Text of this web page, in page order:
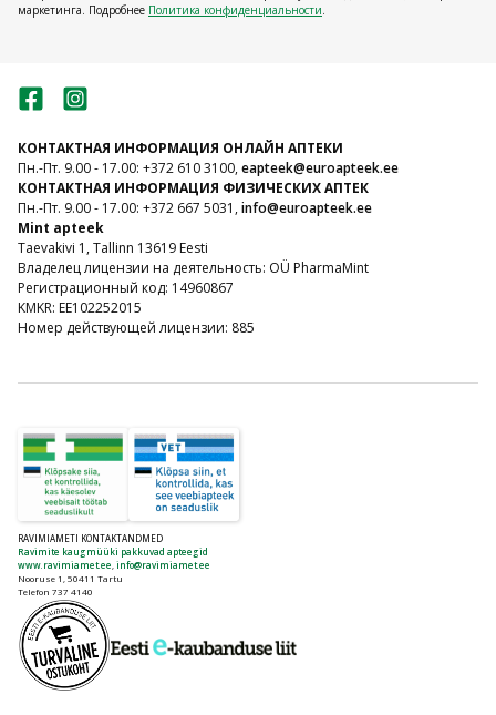
маркетинга. Подробнее Политика конфиденциальности.
КОНТАКТНАЯ ИНФОРМАЦИЯ ОНЛАЙН АПТЕКИ
Пн.-Пт. 9.00 - 17.00: +372 610 3100,eapteek@euroapteek.ee
КОНТАКТНАЯ ИНФОРМАЦИЯ ФИЗИЧЕСКИХ АПТЕК
Пн.-Пт. 9.00 - 17.00: +372 667 5031,info@euroapteek.ee
Mint apteek
Taevakivi 1, Tallinn 13619 Eesti
Владелец лицензии на деятельность: OÜ PharmaMint
Регистрационный код: 14960867
KMKR: EE102252015
Номер действующей лицензии: 885
RAVIMIAMETI KONTAKTANDMED
Ravimite kaugmüüki pakkuvad apteegid
www.ravimiamet.ee info@ravimiamet.ee
Nooruse 1, 50411 Tartu
Telefon 737 4140